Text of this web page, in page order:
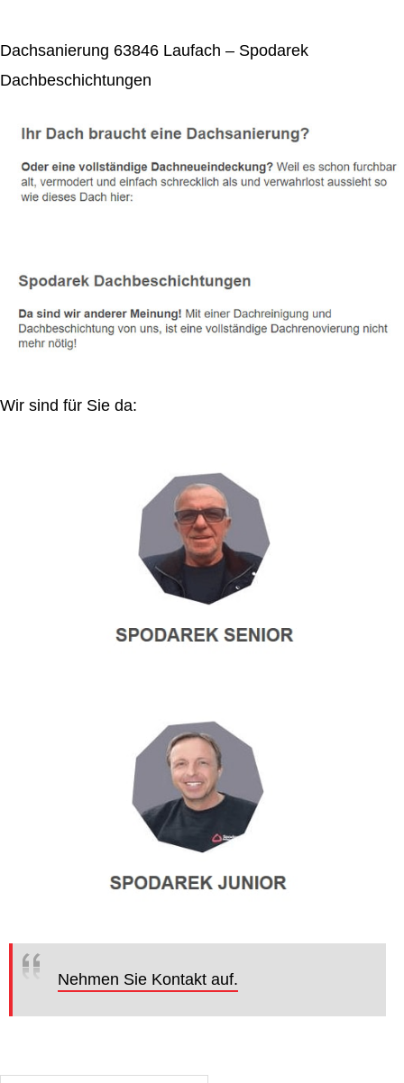
Dachsanierung 63846 Laufach – Spodarek
Dachbeschichtungen
Wir sind für Sie da:
Nehmen Sie Kontakt auf.